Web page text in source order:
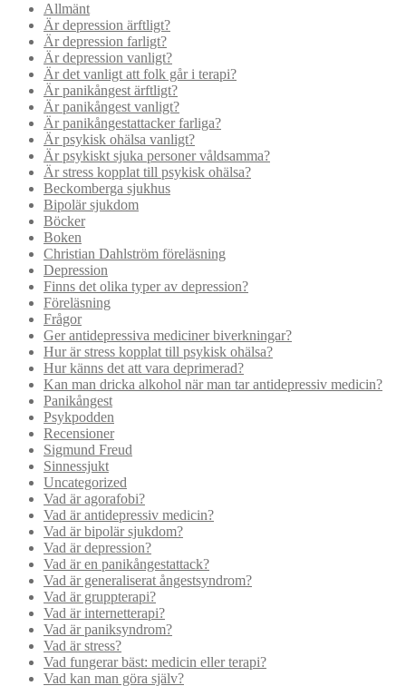
Allmänt
Är depression ärftligt?
Är depression farligt?
Är depression vanligt?
Är det vanligt att folk går i terapi?
Är panikångest ärftligt?
Är panikångest vanligt?
Är panikångestattacker farliga?
Är psykisk ohälsa vanligt?
Är psykiskt sjuka personer våldsamma?
Är stress kopplat till psykisk ohälsa?
Beckomberga sjukhus
Bipolär sjukdom
Böcker
Boken
Christian Dahlström föreläsning
Depression
Finns det olika typer av depression?
Föreläsning
Frågor
Ger antidepressiva mediciner biverkningar?
Hur är stress kopplat till psykisk ohälsa?
Hur känns det att vara deprimerad?
Kan man dricka alkohol när man tar antidepressiv medicin?
Panikångest
Psykpodden
Recensioner
Sigmund Freud
Sinnessjukt
Uncategorized
Vad är agorafobi?
Vad är antidepressiv medicin?
Vad är bipolär sjukdom?
Vad är depression?
Vad är en panikångestattack?
Vad är generaliserat ångestsyndrom?
Vad är gruppterapi?
Vad är internetterapi?
Vad är paniksyndrom?
Vad är stress?
Vad fungerar bäst: medicin eller terapi?
Vad kan man göra själv?